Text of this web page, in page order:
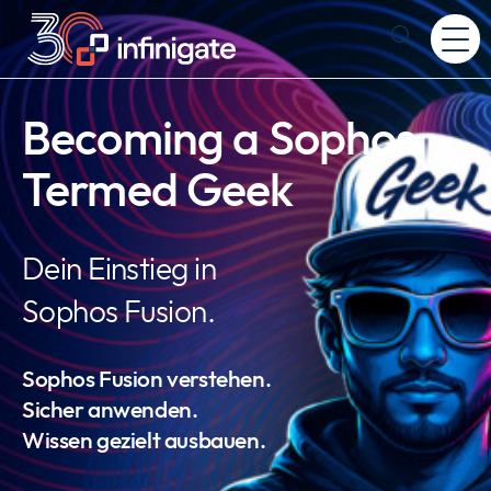
Zum
Inhalt
wechseln
Expand
or
collapse
a
sub
menu
Becoming a Sophos
Termed Geek
Dein Einstieg in
Sophos Fusion.
Sophos Fusion verstehen.
Sicher anwenden.
Wissen gezielt ausbauen.